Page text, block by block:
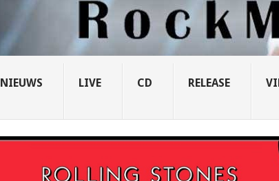
NIEUWS LIVE CD RELEASE